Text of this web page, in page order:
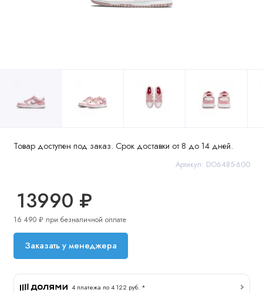
Товар доступен под заказ. Срок доставки от 8 до 14 дней.
Артикул: DO6485-600
13990 ₽
16 490 ₽ при безналичной оплате
Заказать у менеджера
4 платежа по 4 122 руб. *